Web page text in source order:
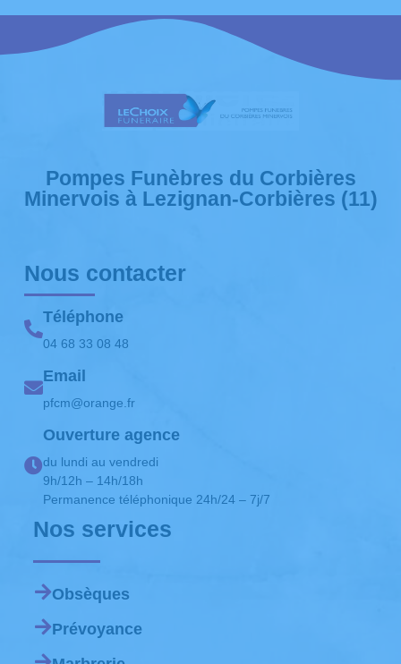
Pompes Funèbres du Corbières
Minervois à Lezignan-Corbières (11)
Nous contacter
Téléphone
04 68 33 08 48
Email
pfcm@orange.fr
Ouverture agence
du lundi au vendredi
9h/12h – 14h/18h
Permanence téléphonique 24h/24 – 7j/7
Nos services
Obsèques
Prévoyance